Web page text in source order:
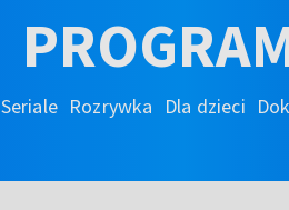
Seriale Rozrywka Dla dzieci